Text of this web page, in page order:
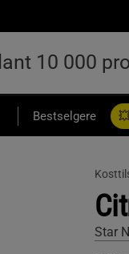
Bestselgere
Star